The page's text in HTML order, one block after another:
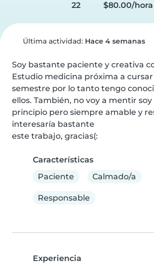
22
$80.00/hora
Última actividad: Hace 4 semanas
Soy bastante paciente y creativa
Estudio medicina próxima a
semestre por lo tanto tengo
ellos. También, no voy a mentir
principio pero siempre amable y
interesaría bastante
este trabajo, gracias(:
Características
Paciente
Calmado/a
Responsable
Experiencia